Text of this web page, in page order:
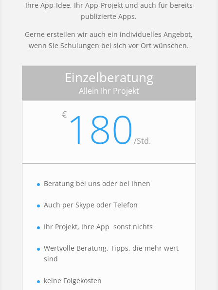
Ihre App-Idee, Ihr App-Projekt und auch für bereits
publizierte Apps.
Gerne erstellen wir auch ein individuelles Angebot,
wenn Sie Schulungen bei sich vor Ort wünschen.
Einzelberatung
Allein Ihr Projekt
€ 180/Std.
Beratung bei uns oder bei Ihnen
Auch per Skype oder Telefon
Ihr Projekt, Ihre App sonst nichts
Wertvolle Beratung, Tipps, die mehr wert
sind
keine Folgekosten